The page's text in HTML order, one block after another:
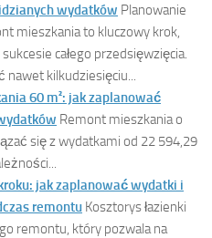
wydatków Planowanie
mieszkania to kluczowy krok,
całego przedsięwzięcia.
kilkudziesięciu...
60 m²: jak zaplanować
Remont mieszkania o
się z wydatkami od 22 594,29
jak zaplanować wydatki i
remontu Kosztorys łazienki
remontu, który pozwala na